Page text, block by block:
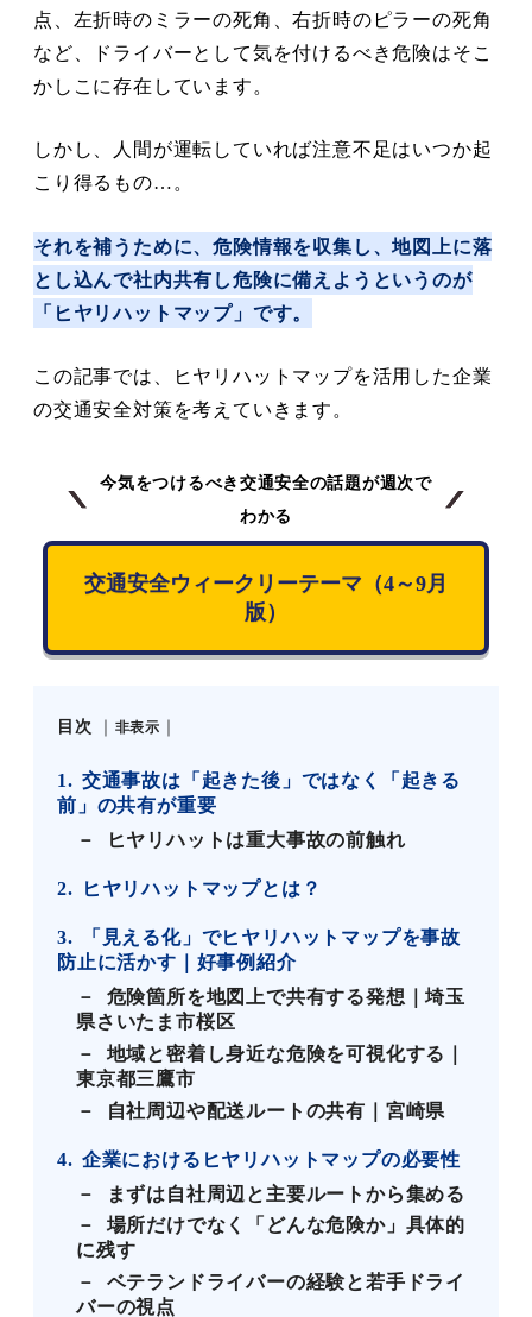
点、左折時のミラーの死角、右折時のピラーの死角
など、ドライバーとして気を付けるべき危険はそこ
かしこに存在しています。
しかし、人間が運転していれば注意不足はいつか起
こり得るもの…。
それを補うために、危険情報を収集し、地図上に落
とし込んで社内共有し危険に備えようというのが
「ヒヤリハットマップ」です。
この記事では、ヒヤリハットマップを活用した企業
の交通安全対策を考えていきます。
今気をつけるべき交通安全の話題が週次で
わかる
交通安全ウィークリーテーマ（4～9月
版）
目次 非表示
1
交通事故は「起きた後」ではなく「起きる
前」の共有が重要
ヒヤリハットは重大事故の前触れ
2 ヒヤリハットマップとは？
3
「見える化」でヒヤリハットマップを事故
防止に活かす｜好事例紹介
危険箇所を地図上で共有する発想｜埼玉
県さいたま市桜区
地域と密着し身近な危険を可視化する｜
東京都三鷹市
自社周辺や配送ルートの共有｜宮崎県
4
企業におけるヒヤリハットマップの必要性
まずは自社周辺と主要ルートから集める
場所だけでなく「どんな危険か」具体的
に残す
ベテランドライバーの経験と若手ドライ
バーの視点